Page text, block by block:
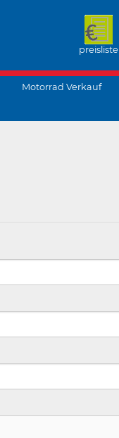
preisliste
Motorrad Verkauf